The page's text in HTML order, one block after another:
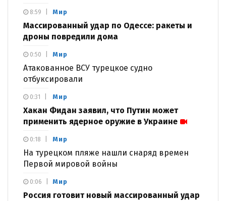
Мир
Массированный удар по Одессе: ракеты и
дроны повредили дома
8:59
Мир
Атакованное ВСУ турецкое судно
отбуксировали
0:50
Мир
Хакан Фидан заявил, что Путин может
применить ядерное оружие в Украине
0:31
Мир
На турецком пляже нашли снаряд времен
Первой мировой войны
0:18
Мир
Россия готовит новый массированный удар
0:06